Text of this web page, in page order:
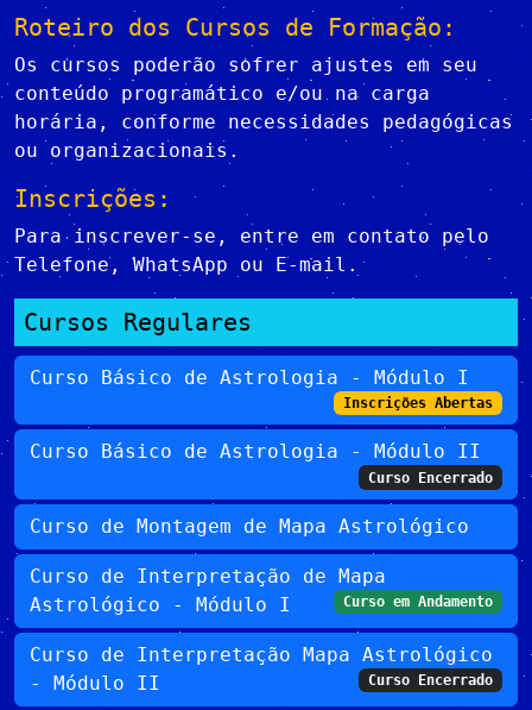
Roteiro dos Cursos de Formação:
Os cursos poderão sofrer ajustes em seu
conteúdo programático e/ou na carga
horária, conforme necessidades pedagógicas
ou organizacionais.
Inscrições:
Para inscrever-se, entre em contato pelo
Telefone, WhatsApp ou E-mail.
Cursos Regulares
Curso Básico de Astrologia - Módulo I
Inscrições Abertas
Curso Básico de Astrologia - Módulo II
Curso Encerrado
Curso de Montagem de Mapa Astrológico
Curso de Interpretação de Mapa
Astrológico - Módulo I
Curso em Andamento
Curso de Interpretação Mapa Astrológico
- Módulo II
Curso Encerrado